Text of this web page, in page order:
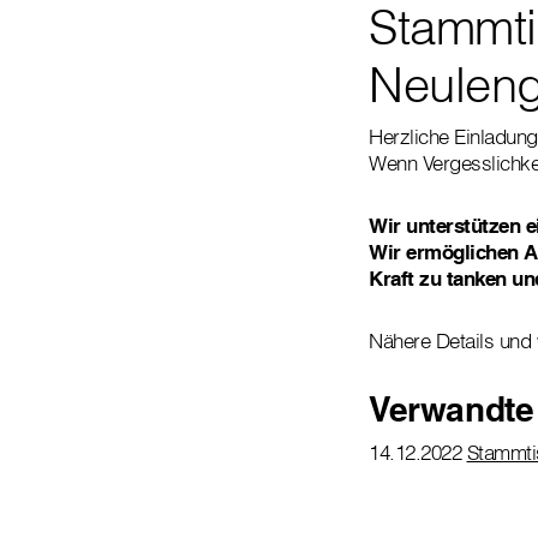
Herzliche
Wenn
Wir unterstützen
Wir ermöglichen
Kraft zu tanken
Nähere Details
14.12.2022